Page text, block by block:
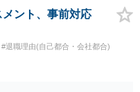
ント、事前対応
#退職理由(自己都合・会社都合)